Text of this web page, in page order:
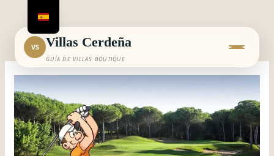
contenido
VS Villas Cerdeña
GUÍA DE VILLAS BOUTIQUE